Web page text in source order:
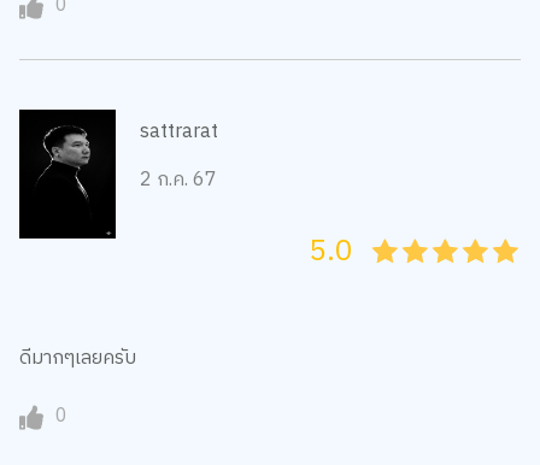
sattrarat
2 ก.ค. 67
45
4
35
3
25
2
15
1
05
5.0
ดีมากๆเลยครับ
0